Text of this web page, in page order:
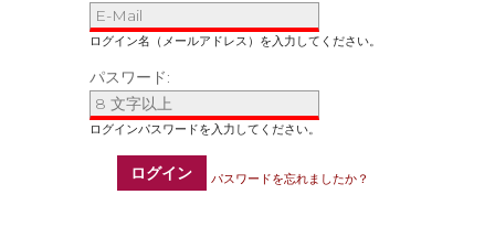
パスワード:
ログイン パスワードを忘れましたか？